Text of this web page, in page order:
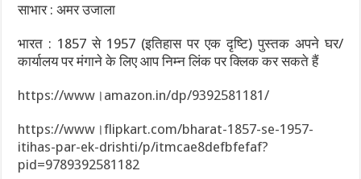
साभार : अमर उजाला
भारत : 1857 से 1957 (इतिहास पर एक दृष्टि) पुस्तक अपने घर/
कार्यालय पर मंगाने के लिए आप निम्न लिंक पर क्लिक कर सकते हैं
https://www।amazon.in/dp/9392581181/
https://www।flipkart.com/bharat-1857-se-1957-
itihas-par-ek-drishti/p/itmcae8defbfefaf?
pid=9789392581182